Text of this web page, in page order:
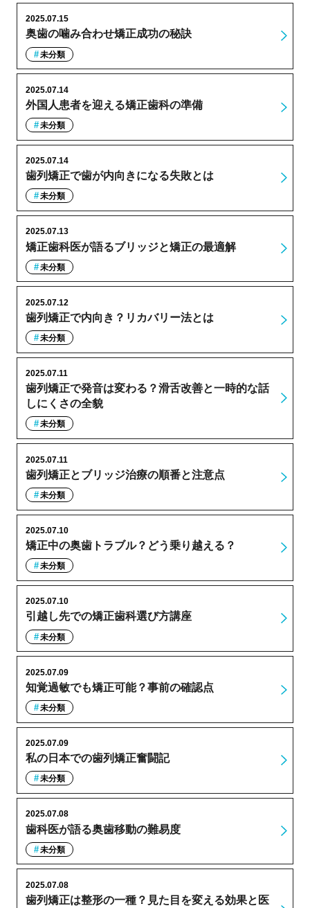
奥歯の噛み合わせ矯正成功の秘訣
2025.07.15
未分類
外国人患者を迎える矯正歯科の準備
2025.07.14
未分類
歯列矯正で歯が内向きになる失敗とは
2025.07.14
未分類
矯正歯科医が語るブリッジと矯正の最適解
2025.07.13
未分類
歯列矯正で内向き？リカバリー法とは
2025.07.12
未分類
歯列矯正で発音は変わる？滑舌改善と一時的な話
しにくさの全貌
2025.07.11
未分類
歯列矯正とブリッジ治療の順番と注意点
2025.07.11
未分類
矯正中の奥歯トラブル？どう乗り越える？
2025.07.10
未分類
引越し先での矯正歯科選び方講座
2025.07.10
未分類
知覚過敏でも矯正可能？事前の確認点
2025.07.09
未分類
私の日本での歯列矯正奮闘記
2025.07.09
未分類
歯科医が語る奥歯移動の難易度
2025.07.08
未分類
歯列矯正は整形の一種？見た目を変える効果と医
2025.07.08